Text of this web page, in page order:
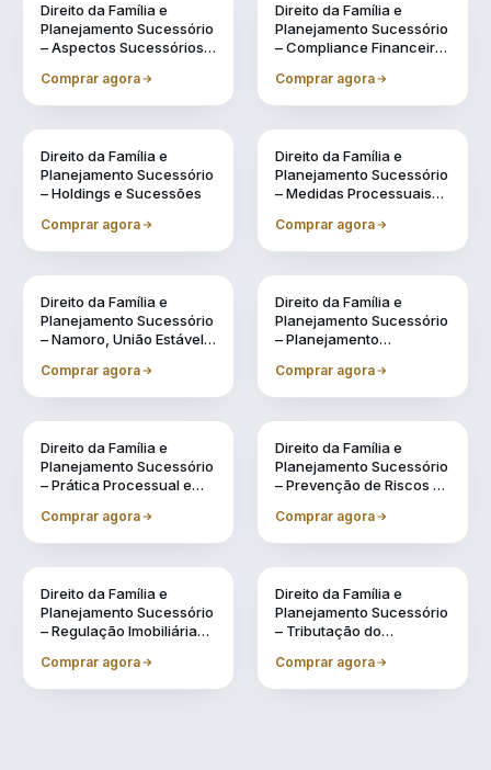
Direito da Família e
Planejamento Sucessório
– Aspectos Sucessórios
Comprar agora
Direito da Família e
Planejamento Sucessório
– Compliance Financeiro
Familiar
Comprar agora
Direito da Família e
Planejamento Sucessório
– Holdings e Sucessões
Comprar agora
Direito da Família e
Planejamento Sucessório
– Medidas Processuais
Comprar agora
Direito da Família e
Planejamento Sucessório
– Namoro, União Estável e
Possibilidades
Comprar agora
Direito da Família e
Planejamento Sucessório
– Planejamento
Comprar agora
Direito da Família e
Planejamento Sucessório
– Prática Processual e
Sucessão, Inventários e
Testamentos
Comprar agora
Direito da Família e
Planejamento Sucessório
– Prevenção de Riscos na
Lavagem de Dinheiro
Comprar agora
Direito da Família e
Planejamento Sucessório
– Regulação Imobiliária
Comprar agora
Direito da Família e
Planejamento Sucessório
– Tributação do
Sucessão
Comprar agora